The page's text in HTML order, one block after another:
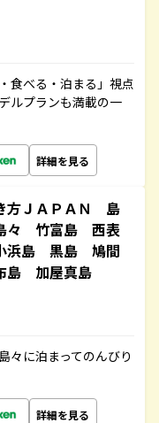
食べる・泊まる」視点
ルプランも満載の一
詳細を見る
方ＪＡＰＡＮ 島
々 竹富島 西表
浜島 黒島 鳩間
加屋真島
々に泊まってのんびり
詳細を見る